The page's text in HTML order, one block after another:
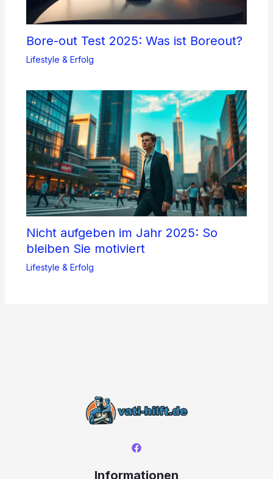
Bore-out Test 2025: Was ist Boreout?
Lifestyle & Erfolg
Nicht aufgeben im Jahr 2025: So
bleiben Sie motiviert
Lifestyle & Erfolg
Informationen